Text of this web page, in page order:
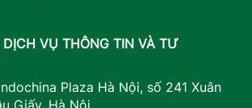
VỤ THÔNG TIN VÀ TƯ
Plaza Hà Nội, số 241 Xuân
Giấy, Hà Nội